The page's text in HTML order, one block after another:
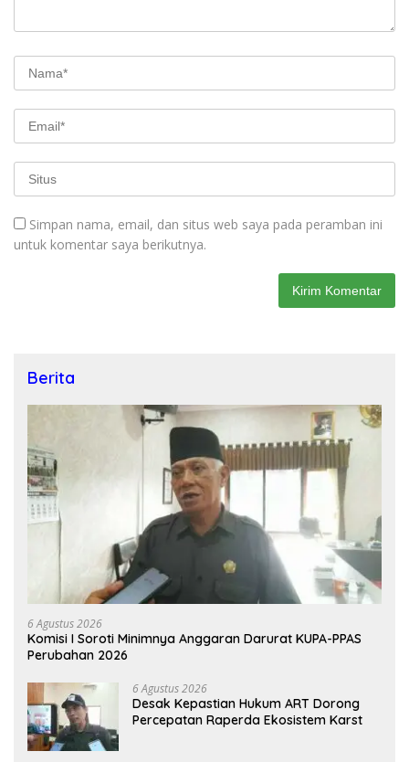
Simpan nama, email, dan situs web saya pada peramban ini
untuk komentar saya berikutnya.
Berita
6 Agustus 2026
Komisi I Soroti Minimnya Anggaran Darurat KUPA-PPAS
Perubahan 2026
6 Agustus 2026
Desak Kepastian Hukum ART Dorong
Percepatan Raperda Ekosistem Karst